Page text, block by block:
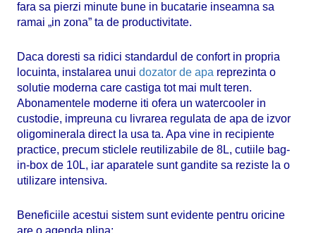
fara sa pierzi minute bune in bucatarie inseamna sa
ramai „in zona” ta de productivitate.
Daca doresti sa ridici standardul de confort in propria
locuinta, instalarea unui dozator de apa reprezinta o
solutie moderna care castiga tot mai mult teren.
Abonamentele moderne iti ofera un watercooler in
custodie, impreuna cu livrarea regulata de apa de izvor
oligominerala direct la usa ta. Apa vine in recipiente
practice, precum sticlele reutilizabile de 8L, cutiile bag-
in-box de 10L, iar aparatele sunt gandite sa reziste la o
utilizare intensiva.
Beneficiile acestui sistem sunt evidente pentru oricine